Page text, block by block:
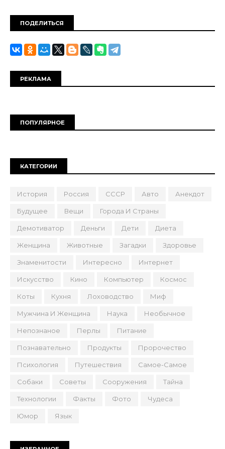
ПОДЕЛИТЬСЯ
РЕКЛАМА
ПОПУЛЯРНОЕ
КАТЕГОРИИ
История Россия СССР Авто Анекдот
Будущее Вещи Города И Страны
Демотиватор Деньги Дети Диета
Женщина Животные Загадки Здоровье
Знаменитости Интересно Интернет
Искусство Кино Компьютер Космос
Коты Кухня Лоховодство Миф
Мужчина И Женщина Наука Необычное
Непознаное Перлы Питание
Познавательно Продукты Пророчество
Психология Путешествия Самое-Самое
Собаки Советы Сооружения Тайна
Технологии Факты Фото Чудеса
Юмор Язык